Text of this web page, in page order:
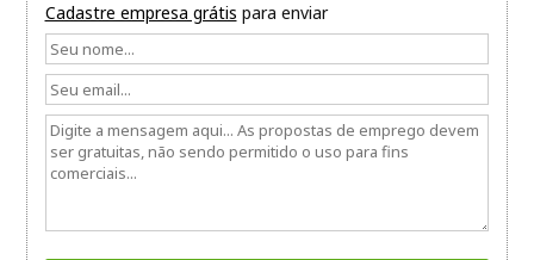
Cadastre empresa grátis para enviar